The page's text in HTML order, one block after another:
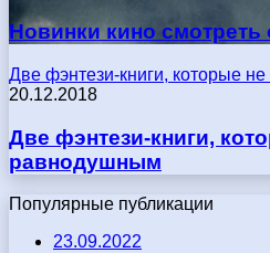
Новинки кино смотреть
Две фэнтези-книги, которые
20.12.2018
Две фэнтези-книги,
равнодушным
Популярные публикации
23.09.2022